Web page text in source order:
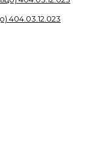
404.03.12.023